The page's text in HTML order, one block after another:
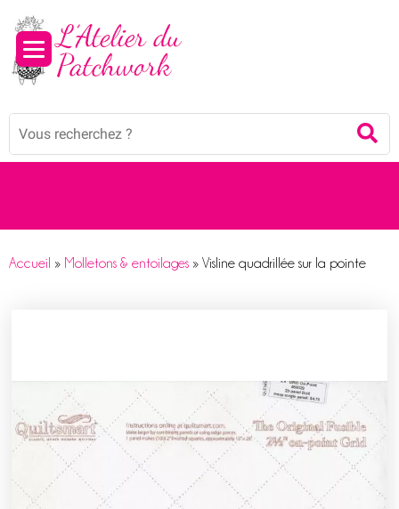
Mots
Accueil » Molletons & entoilages » Visline quadrillée sur la pointe
Panneau de gestion des cookies